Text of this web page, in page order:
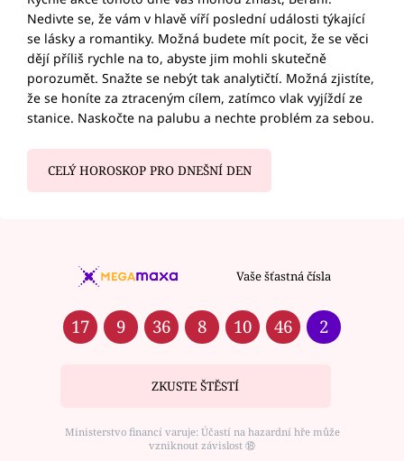
Nedivte se, že vám v hlavě víří poslední události týkající
se lásky a romantiky. Možná budete mít pocit, že se věci
dějí příliš rychle na to, abyste jim mohli skutečně
porozumět. Snažte se nebýt tak analytičtí. Možná zjistíte,
že se honíte za ztraceným cílem, zatímco vlak vyjíždí ze
stanice. Naskočte na palubu a nechte problém za sebou.
CELÝ HOROSKOP PRO DNEŠNÍ DEN
Vaše šťastná čísla
17 9 36 8 10 46 2
ZKUSTE ŠTĚSTÍ
Ministerstvo financí varuje: Účastí na hazardní hře může
vzniknout závislost ⑱